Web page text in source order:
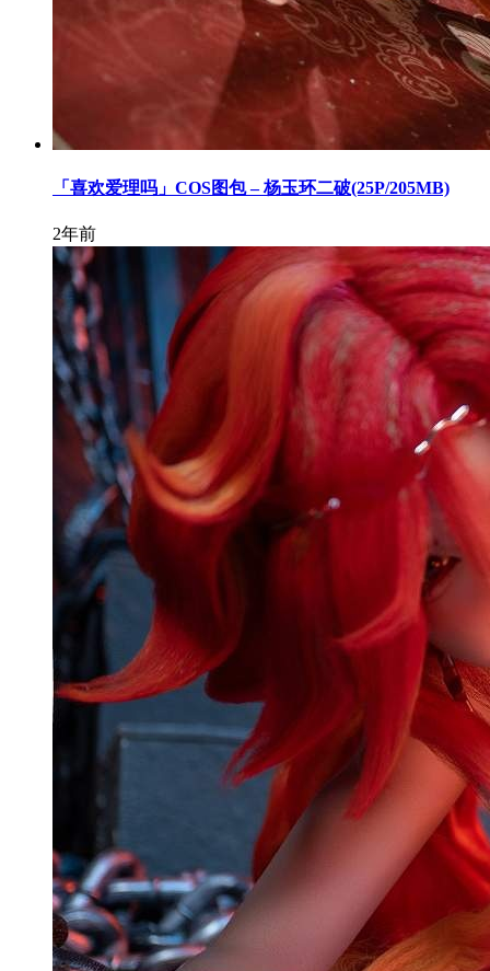
「喜欢爱理吗」COS图包 – 杨玉环二破(25P/205MB)
2年前